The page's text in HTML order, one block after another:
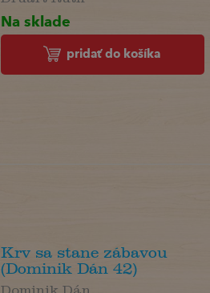
Na sklade
pridať do košíka
Krv sa stane zábavou
(Dominik Dán 42)
Dominik Dán